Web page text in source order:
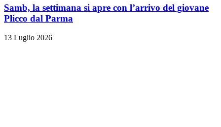
Samb, la settimana si apre con l’arrivo del giovane
Plicco dal Parma
13 Luglio 2026